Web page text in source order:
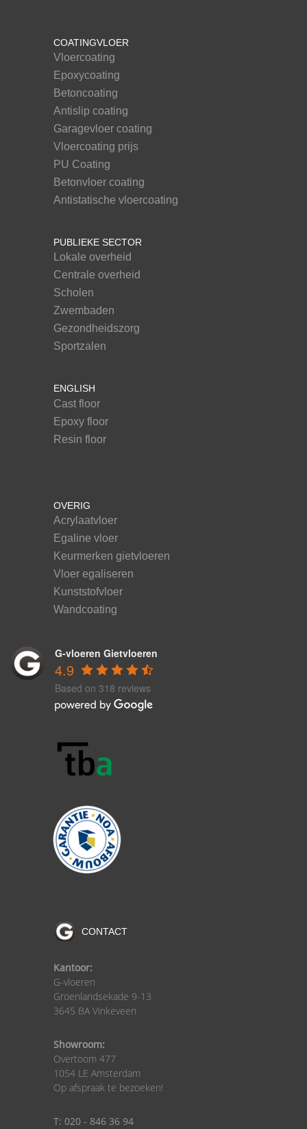
COATINGVLOER
Vloercoating
Epoxycoating
Betoncoating
Antislip coating
Garagevloer coating
Vloercoating prijs
PU Coating
Betonvloer coating
Antistatische vloercoating
PUBLIEKE SECTOR
Lokale overheid
Centrale overheid
Scholen
Zwembaden
Gezondheidszorg
Sportzalen
ENGLISH
Cast floor
Epoxy floor
Resin floor
OVERIG
Acrylaatvloer
Egaline vloer
Keurmerken gietvloeren
Vloer egaliseren
Kunststofvloer
Wandcoating
G-vloeren Gietvloeren
4.9
Based on 318 reviews
CONTACT
Kantoor:
G-vloeren
Groenlandsekade 9-13
3645 BA Vinkeveen
Showroom:
Overtoom 477
1054 LE Amsterdam
Op afspraak te bezoeken!
T: 020 - 846 36 94